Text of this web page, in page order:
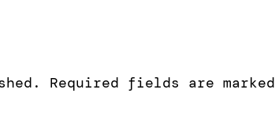
Required fields are marked